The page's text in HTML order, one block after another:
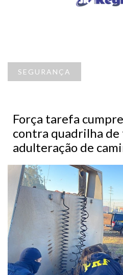
SEGURANÇA
Força tarefa
contra quadrilha
adulteração de